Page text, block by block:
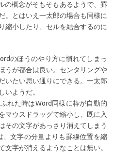
の概念がそもそもあるようで、罫
。とはいえ一太郎の場合も同様に
縮小したり、セルを結合するのに
のほうのやり方に慣れてしまっ
うが都合は良い。センタリングや
いたい思い通りにできる。一太郎
いようだ。
れた時はWord同様に枠が自動的
マウスドラッグで縮小し、既に入
その文字があっさり消えてしまう
文字の分量よりも罫線位置を縮
字が消えるようなことは無い。